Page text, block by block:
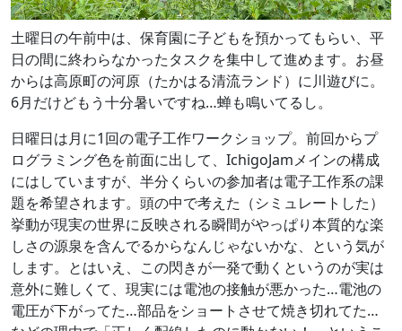
土曜日の午前中は、保育園に子どもを預かってもらい、平
日の間に終わらなかったタスクを集中して進めます。お昼
からは高原町の河原（たかはる清流ランド）に川遊びに。
6月だけどもう十分暑いですね…蝉も鳴いてるし。
日曜日は月に1回の電子工作ワークショップ。前回からプ
ログラミング色を前面に出して、IchigoJamメインの構成
にはしていますが、半分くらいの参加者は電子工作系の課
題を希望されます。頭の中で考えた（シミュレートした）
挙動が現実の世界に反映される瞬間がやっぱり本質的な楽
しさの源泉を含んでるからなんじゃないかな、という気が
します。とはいえ、この閃きが一発で動くというのが実は
意外に難しくて、現実には電池の接触が悪かった…電池の
電圧が下がってた…部品をショートさせて焼き切れてた…